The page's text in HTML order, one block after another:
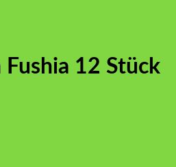
Fushia 12 Stück